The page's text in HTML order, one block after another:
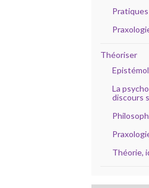
Théoriser
La
discours
Théorie,